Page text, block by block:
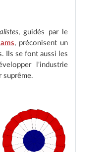
, guidés par le
, préconisent un
Ils se font aussi les
l'industrie
suprême.